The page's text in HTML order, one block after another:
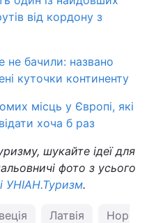
від кордону з
не бачили: названо
куточки континенту
місць у Європі, які
хоча б раз
шукайте ідеї для
фото з усього
УНІАН.Туризм.
Латвія Норвегія